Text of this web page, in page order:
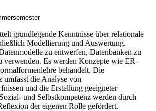
grundlegende Kenntnisse über relationale
Modellierung und Auswertung.
zu entwerfen, Datenbanken zu
verwenden. Es werden Konzepte wie ER-
behandelt. Die
umfasst die Analyse von
und die Erstellung geeigneter
und Selbstkompetenz werden durch
der eigenen Rolle gefördert.